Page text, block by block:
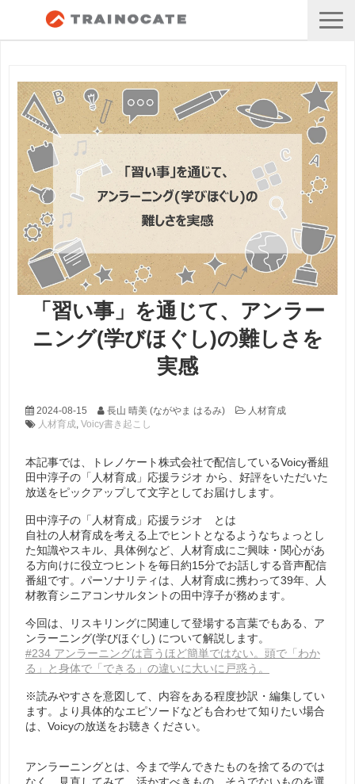
「習い事」を通じて、アンラー
ニング(学びほぐし)の難しさを
実感
2024-08-15 長山 晴美 (ながやま はるみ)
人材育成
人材育成, Voicy書き起こし
本記事では、トレノケート株式会社で配信しているVoicy番組
田中淳子の「人材育成」応援ラジオ から、好評をいただいた
放送をピックアップして文字としてお届けします。
田中淳子の「人材育成」応援ラジオ とは
自社の人材育成を考える上でヒントとなるようなちょっとし
た知識やスキル、具体例など、人材育成にご興味・関心があ
る方向けに役立つヒントを毎日約15分でお話しする音声配信
番組です。パーソナリティは、人材育成に携わって39年、人
材教育シニアコンサルタントの田中淳子が務めます。
今回は、リスキリングに関連して登場する言葉でもある、ア
ンラーニング(学びほぐし) について解説します。
#234 アンラーニングは言うほど簡単ではない。頭で「わか
る」と身体で「できる」の違いに大いに戸惑う。
※読みやすさを意図して、内容をある程度抄訳・編集してい
ます。より具体的なエピソードなども合わせて知りたい場合
は、Voicyの放送をお聴きください。
アンラーニングとは、今まで学んできたものを捨てるのでは